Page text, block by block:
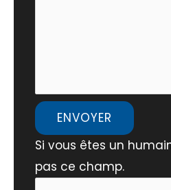
ENVOYER
Si vous êtes un
pas ce champ.